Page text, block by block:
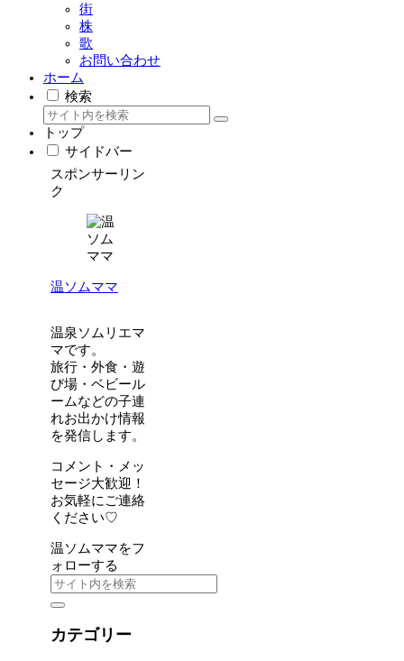
街
株
歌
お問い合わせ
ホーム
検索
トップ
サイドバー
スポンサーリン
ク
温ソムママ
温泉ソムリエマ
マです。
旅行・外食・遊
び場・ベビール
ームなどの子連
れお出かけ情報
を発信します。
コメント・メッ
セージ大歓迎！
お気軽にご連絡
ください♡
温ソムママをフ
ォローする
カテゴリー